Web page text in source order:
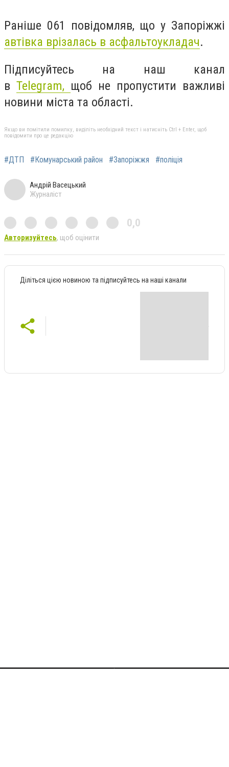
Раніше 061 повідомляв, що у Запоріжжі
автівка врізалась в асфальтоукладач.
Підписуйтесь на наш канал
в Telegram, щоб не пропустити важливі
новини міста та області.
Якщо ви помітили помилку, виділіть необхідний текст і натисніть Ctrl + Enter, щоб
повідомити про це редакцію
#ДТП #Комунарський район #Запоріжжя #поліція
Андрій Васецький
Журналіст
0,0
Авторизуйтесь, щоб оцінити
Діліться цією новиною та підписуйтесь на наші канали